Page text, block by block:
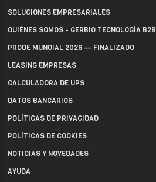
SOLUCIONES EMPRESARIALES
QUIÉNES SOMOS - GERBIO TECNOLOGÍA B2B
PRODE MUNDIAL 2026 — FINALIZADO
LEASING EMPRESAS
CALCULADORA DE UPS
DATOS BANCARIOS
POLÍTICAS DE PRIVACIDAD
POLÍTICAS DE COOKIES
NOTICIAS Y NOVEDADES
AYUDA